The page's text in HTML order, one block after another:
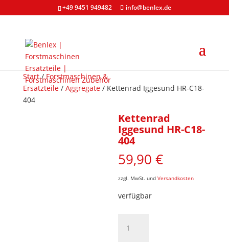
+49 9451 949482 info@benlex.de
Start/Forstmaschinen &
Ersatzteile/ Aggregate/ Kettenrad Iggesund HR-C18-
404
Kettenrad
Iggesund HR-C18-
404
59,90€
zzgl. MwSt. undVersandkosten
verfügbar
Iggesund